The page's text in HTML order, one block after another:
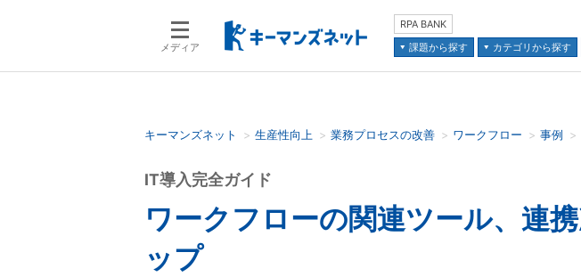
メディア
RPA BANK
課題から探す
カテゴリから探す
検索語を入力してください
キーマンズネット 生産性向上 業務プロセスの改善 ワークフロー 事例
ワークフローの関連ツール、連
ップ
IT導入完全ガイド